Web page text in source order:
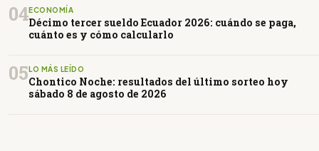
04ECONOMÍA
Décimo tercer sueldo Ecuador 2026: cuándo se paga,
cuánto es y cómo calcularlo
05LO MÁS LEÍDO
Chontico Noche: resultados del último sorteo hoy
sábado 8 de agosto de 2026